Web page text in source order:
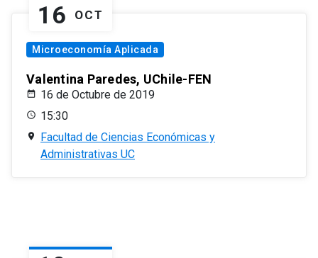
16 OCT
Microeconomía Aplicada
Valentina Paredes, UChile-FEN
16 de Octubre de 2019
15:30
Facultad de Ciencias Económicas y
Administrativas UC